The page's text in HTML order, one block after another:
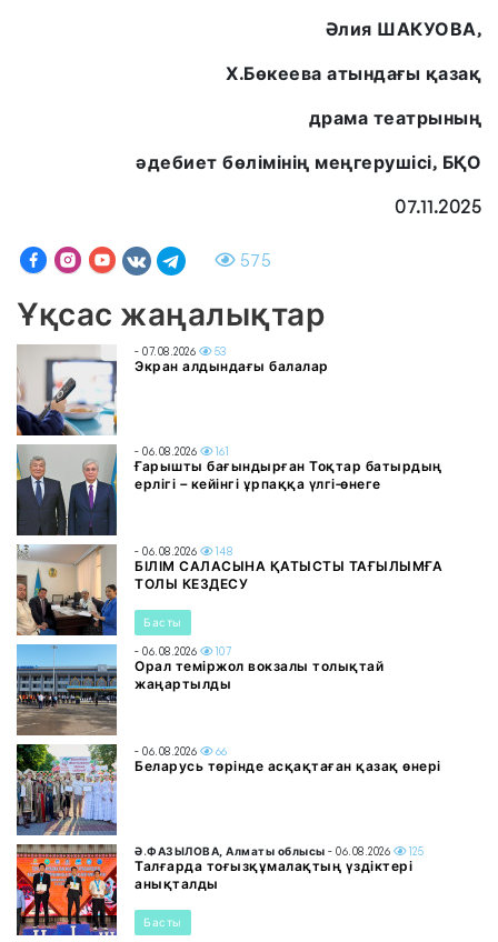
Әлия ШАКУОВА,
Х.Бөкеева атындағы қазақ
драма театрының
әдебиет бөлімінің меңгерушісі, БҚО
07.11.2025
575
Ұқсас жаңалықтар
- 07.08.2026 53
Экран алдындағы балалар
- 06.08.2026 161
Ғарышты бағындырған Тоқтар батырдың
ерлігі – кейінгі ұрпаққа үлгі-өнеге
- 06.08.2026 148
БІЛІМ САЛАСЫНА ҚАТЫСТЫ ТАҒЫЛЫМҒА
ТОЛЫ КЕЗДЕСУ
Басты
- 06.08.2026 107
Орал теміржол вокзалы толықтай
жаңартылды
- 06.08.2026 66
Беларусь төрінде асқақтаған қазақ өнері
Ә.ФАЗЫЛОВА, Алматы облысы - 06.08.2026 125
Талғарда тоғызқұмалақтың үздіктері
анықталды
Басты